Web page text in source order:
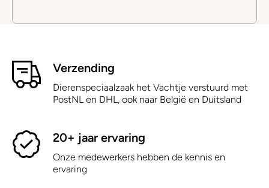
Verzending
Dierenspeciaalzaak het Vachtje verstuurd met
PostNL en DHL, ook naar België en Duitsland
20+ jaar ervaring
Onze medewerkers hebben de kennis en
ervaring